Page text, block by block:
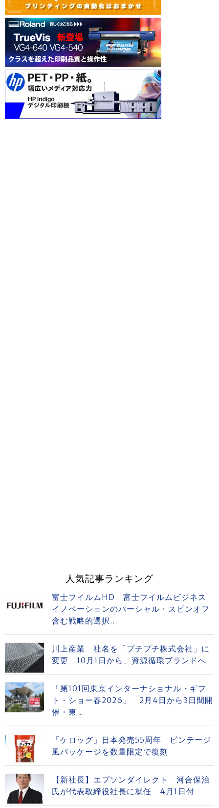
人気記事ランキング
富士フイルムHD 富士フイルムビジネス
イノベーションのパーシャル・スピンオフ
含む戦略的選択...
川上産業 社名を「プチプチ株式会社」に
変更 10月1日から、資源循環ブランドへ
「第101回東京インターナショナル・ギフ
ト・ショー春2026」 2月4日から3日間開
催・東...
「ケロッグ」日本発売55周年 ビンテージ
風パッケージを数量限定で復刻
【新社長】エプソンダイレクト 河合保治
氏が代表取締役社長に就任 4月1日付